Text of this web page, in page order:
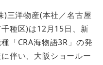
)三洋物産(本社／名古屋
種区)は12月15日、新
「CRA海物語3R」の発
伴い、大阪ショールー